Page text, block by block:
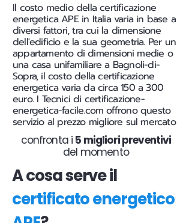
Il costo medio della certificazione
energetica APE in Italia varia in base a
diversi fattori, tra cui la dimensione
dell'edificio e la sua geometria. Per un
appartamento di dimensioni medie o
una casa unifamiliare a Bagnoli-di-
Sopra, il costo della certificazione
energetica varia da circa 150 a 300
euro. I Tecnici di certificazione-
energetica-facile.com offrono questo
servizio al prezzo migliore sul mercato
confronta i 5 migliori preventivi
del momento
A cosa serve il
certificato energetico